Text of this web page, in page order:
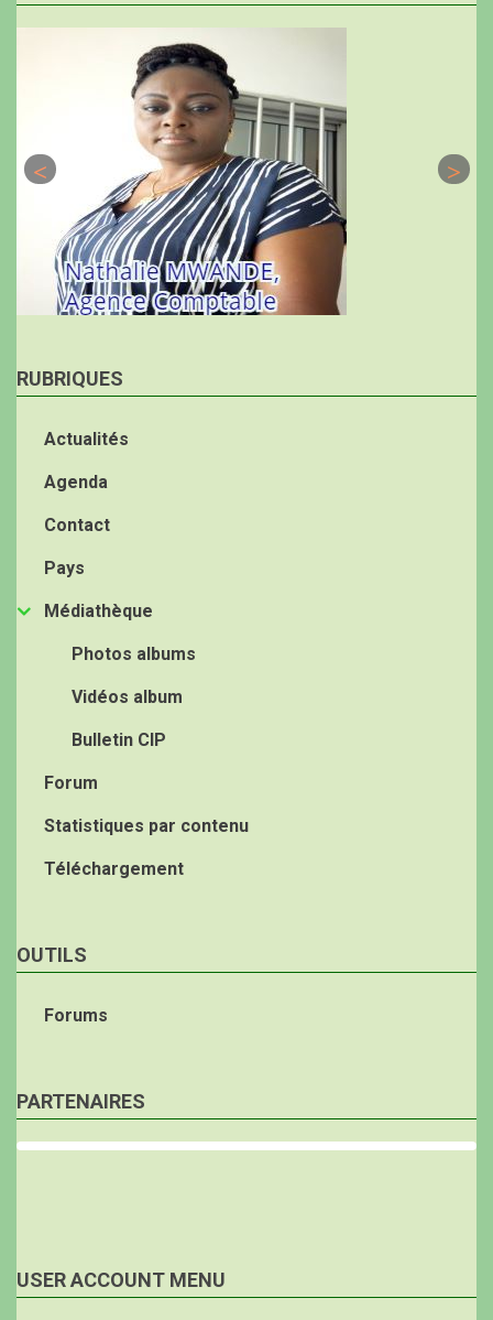
RUBRIQUES
Actualités
Agenda
Contact
Pays
Médiathèque
Photos albums
Vidéos album
Bulletin CIP
Forum
Statistiques par contenu
Téléchargement
OUTILS
Forums
PARTENAIRES
USER ACCOUNT MENU